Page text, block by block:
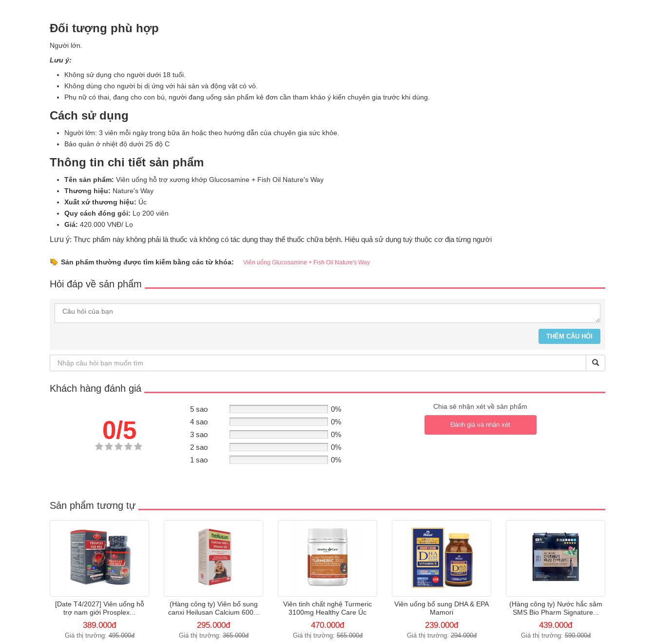
Đối tượng phù hợp
Người lớn.
Lưu ý:
Không sử dụng cho người dưới 18 tuổi.
Không dùng cho người bị dị ứng với hải sản và động vật có vỏ.
Phụ nữ có thai, đang cho con bú, người đang uống sản phẩm kê đơn cần tham khảo ý kiến chuyên gia trước khi dùng.
Cách sử dụng
Người lớn: 3 viên mỗi ngày trong bữa ăn hoặc theo hướng dẫn của chuyên gia sức khỏe.
Bảo quản ở nhiệt độ dưới 25 độ C
Thông tin chi tiết sản phẩm
Tên sản phẩm: Viên uống hỗ trợ xương khớp Glucosamine + Fish Oil Nature's Way
Thương hiệu: Nature's Way
Xuất xứ thương hiệu: Úc
Quy cách đóng gói: Lọ 200 viên
Giá: 420.000 VNĐ/ Lọ
Lưu ý: Thực phẩm này không phải là thuốc và không có tác dụng thay thế thuốc chữa bệnh. Hiệu quả sử dụng tuỳ thuộc cơ địa từng người
Sản phẩm thường được tìm kiếm bằng các từ khóa: Viên uống Glucosamine + Fish Oil Nature's Way
Hỏi đáp về sản phẩm
Khách hàng đánh giá
0/5
5 sao
0%
4 sao
0%
3 sao
0%
2 sao
0%
1 sao
0%
Chia sẻ nhận xét về sản phẩm
Đánh giá và nhận xét
Sản phẩm tương tự
[Date T4/2027] Viên uống hỗ
trợ nam giới Prosplex...
389.000đ
Giá thị trường:495.000đ
(Hàng công ty) Viên bổ sung
canxi Heilusan Calcium 600...
295.000đ
Giá thị trường:365.000đ
Viên tinh chất nghệ Turmeric
3100mg Healthy Care Úc
470.000đ
Giá thị trường:565.000đ
Viên uống bổ sung DHA & EPA
Mamori
239.000đ
Giá thị trường:294.000đ
(Hàng công ty) Nước hắc sâm
SMS Bio Pharm Signature...
439.000đ
Giá thị trường:590.000đ